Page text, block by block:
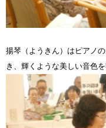
揚琴（ようきん）はピアノ
き、輝くような美しい音色を